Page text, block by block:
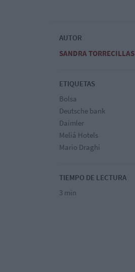
AUTOR
SANDRA TORRECILLAS
ETIQUETAS
Bolsa
Deutsche bank
Daimler
Meliá Hotels
Mario Draghi
TIEMPO DE LECTURA
3 min